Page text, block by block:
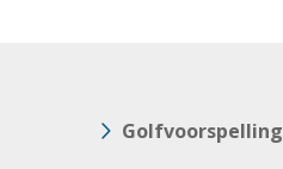
Golfvoorspelling